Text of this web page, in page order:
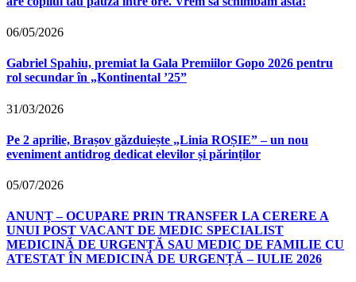
06/05/2026
Gabriel Spahiu, premiat la Gala Premiilor Gopo 2026 pentru
rol secundar în „Kontinental ’25”
31/03/2026
Pe 2 aprilie, Brașov găzduiește „Linia ROȘIE” – un nou
eveniment antidrog dedicat elevilor și părinților
05/07/2026
ANUNȚ – OCUPARE PRIN TRANSFER LA CERERE A
UNUI POST VACANT DE MEDIC SPECIALIST
MEDICINĂ DE URGENȚĂ SAU MEDIC DE FAMILIE CU
ATESTAT ÎN MEDICINĂ DE URGENȚĂ – IULIE 2026